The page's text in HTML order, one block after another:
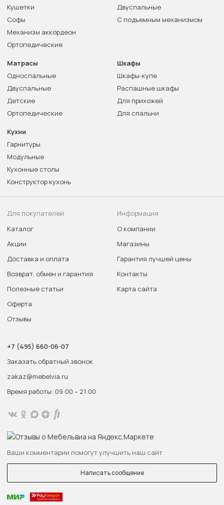
Кушетки
Софы
Механизм аккордеон
Ортопедические
Двуспальные
С подъемным механизмом
Матрасы
Односпальные
Двуспальные
Детские
Ортопедические
Шкафы
Шкафы-купе
Распашные шкафы
Для прихожей
Для спальни
Кухни
Гарнитуры
Модульные
Кухонные столы
Конструктор кухонь
Для покупателей
Каталог
Акции
Доставка и оплата
Возврат, обмен и гарантия
Полезные статьи
Оферта
Отзывы
Информация
О компании
Магазины
Гарантия лучшей цены
Контакты
Карта сайта
+7 (495) 660-06-07
Заказать обратный звонок
zakaz@mebelvia.ru
Время работы: 09:00 – 21:00
Ваши комментарии помогут улучшить наш сайт
Написать сообщение